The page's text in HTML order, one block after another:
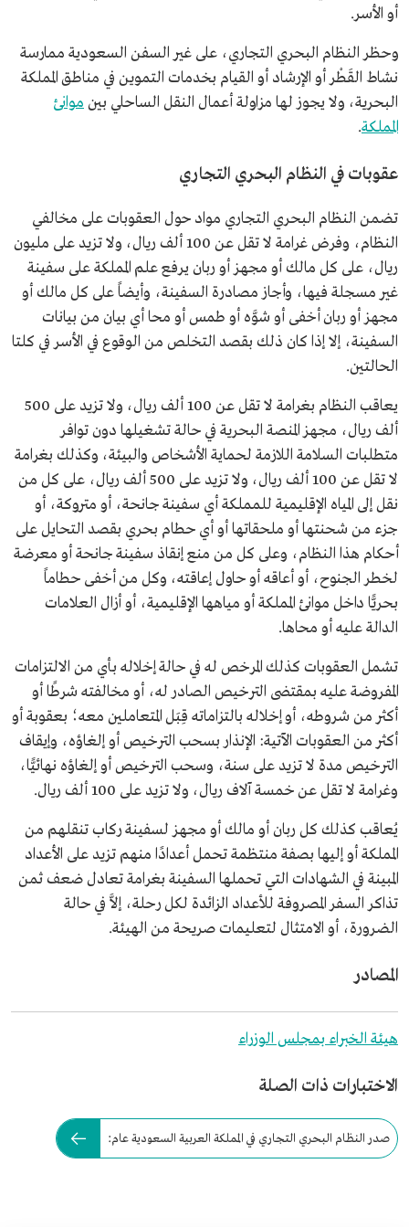
أو الأسر.
وحظر النظام البحري التجاري، على غير السفن السعودية ممارسة
نشاط القَطْر أو الإرشاد أو القيام بخدمات التموين في مناطق المملكة
البحرية، ولا يجوز لها مزاولة أعمال النقل الساحلي بين موانئ
المملكة.
عقوبات في النظام البحري التجاري
تضمن النظام البحري التجاري مواد حول العقوبات على مخالفي
النظام، وفرض غرامة لا تقل عن 100 ألف ريال، ولا تزيد على مليون
ريال، على كل مالك أو مجهز أو ربان يرفع علم المملكة على سفينة
غير مسجلة فيها، وأجاز مصادرة السفينة، وأيضاً على كل مالك أو
مجهز أو ربان أخفى أو شوَّه أو طمس أو محا أي بيان من بيانات
السفينة، إلا إذا كان ذلك بقصد التخلص من الوقوع في الأسر في كلتا
الحالتين.
يعاقب النظام بغرامة لا تقل عن 100 ألف ريال، ولا تزيد على 500
ألف ريال، مجهز المنصة البحرية في حالة تشغيلها دون توافر
متطلبات السلامة اللازمة لحماية الأشخاص والبيئة، وكذلك بغرامة
لا تقل عن 100 ألف ريال، ولا تزيد على 500 ألف ريال، على كل من
نقل إلى المياه الإقليمية للمملكة أي سفينة جانحة، أو متروكة، أو
جزء من شحنتها أو ملحقاتها أو أي حطام بحري بقصد التحايل على
أحكام هذا النظام، وعلى كل من منع إنقاذ سفينة جانحة أو معرضة
لخطر الجنوح، أو أعاقه أو حاول إعاقته، وكل من أخفى حطاماً
بحريًّا داخل موانئ المملكة أو مياهها الإقليمية، أو أزال العلامات
الدالة عليه أو محاها.
تشمل العقوبات كذلك المرخص له في حالة إخلاله بأي من الالتزامات
المفروضة عليه بمقتضى الترخيص الصادر له، أو مخالفته شرطًا أو
أكثر من شروطه، أو إخلاله بالتزاماته قِبَل المتعاملين معه؛ بعقوبة أو
أكثر من العقوبات الآتية: الإنذار بسحب الترخيص أو إلغاؤه، وإيقاف
الترخيص مدة لا تزيد على سنة، وسحب الترخيص أو إلغاؤه نهائيًّا،
وغرامة لا تقل عن خمسة آلاف ريال، ولا تزيد على 100 ألف ريال.
يُعاقب كذلك كل ربان أو مالك أو مجهز لسفينة ركاب تنقلهم من
المملكة أو إليها بصفة منتظمة تحمل أعدادًا منهم تزيد على الأعداد
المبينة في الشهادات التي تحملها السفينة بغرامة تعادل ضعف ثمن
تذاكر السفر المصروفة للأعداد الزائدة لكل رحلة، إلاَّ في حالة
الضرورة، أو الامتثال لتعليمات صريحة من الهيئة.
المصادر
هيئة الخبراء بمجلس الوزراء
الاختبارات ذات الصلة
صدر النظام البحري التجاري في المملكة العربية السعودية عام: